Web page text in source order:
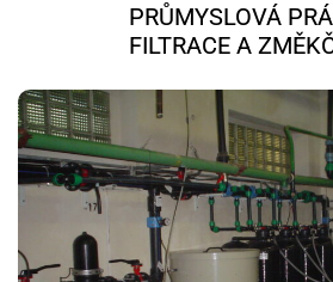
PRŮMYSLOVÁ
FILTRACE A